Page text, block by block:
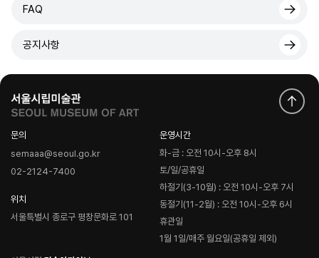
FAQ
공지사항
문의
semaaa@seoul.go.kr
02-2124-7400
위치
서울특별시 종로구 평창문화로 101
운영시간
화-금 : 오전 10시-오후 8시
토/일/공휴일
하절기(3-10월) : 오전 10시-오후 7시
동절기(11-2월) : 오전 10시-오후 6시
휴관일
1월 1일/매주 월요일(공휴일 제외)